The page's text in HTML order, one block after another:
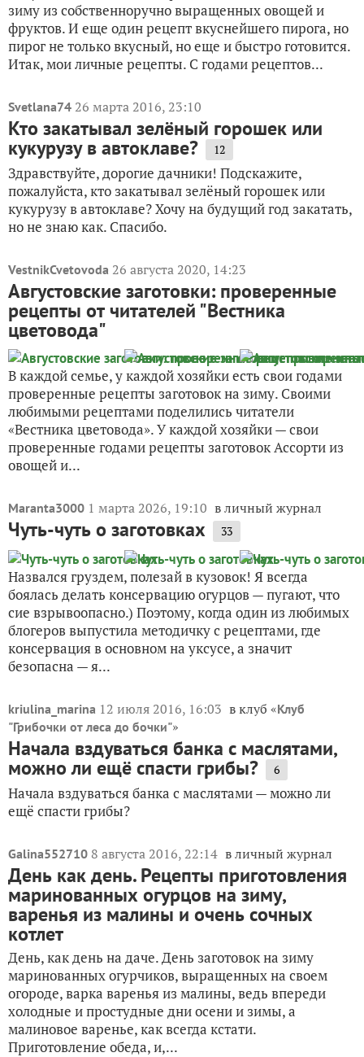
зиму из собственноручно выращенных овощей и
фруктов. И еще один рецепт вкуснейшего пирога, но
пирог не только вкусный, но еще и быстро готовится.
Итак, мои личные рецепты. С годами рецептов...
Svetlana74 26 марта 2016, 23:10
Кто закатывал зелёный горошек или
кукурузу в автоклаве? 12
Здравствуйте, дорогие дачники! Подскажите,
пожалуйста, кто закатывал зелёный горошек или
кукурузу в автоклаве? Хочу на будущий год закатать,
но не знаю как. Спасибо.
VestnikCvetovoda 26 августа 2020, 14:23
Августовские заготовки: проверенные
рецепты от читателей "Вестника
цветовода"
В каждой семье, у каждой хозяйки есть свои годами
проверенные рецепты заготовок на зиму. Своими
любимыми рецептами поделились читатели
«Вестника цветовода». У каждой хозяйки — свои
проверенные годами рецепты заготовок Ассорти из
овощей и...
Maranta3000 1 марта 2026, 19:10 в личный журнал
Чуть-чуть о заготовках 33
Назвался груздем, полезай в кузовок! Я всегда
боялась делать консервацию огурцов — пугают, что
сие взрывоопасно.) Поэтому, когда один из любимых
блогеров выпустила методичку с рецептами, где
консервация в основном на уксусе, а значит
безопасна — я...
kriulina_marina 12 июля 2016, 16:03 в клуб «Клуб
"Грибочки от леса до бочки"»
Начала вздуваться банка с маслятами,
можно ли ещё спасти грибы? 6
Начала вздуваться банка с маслятами — можно ли
ещё спасти грибы?
Galina552710 8 августа 2016, 22:14 в личный журнал
День как день. Рецепты приготовления
маринованных огурцов на зиму,
варенья из малины и очень сочных
котлет
День, как день на даче. День заготовок на зиму
маринованных огурчиков, выращенных на своем
огороде, варка варенья из малины, ведь впереди
холодные и простудные дни осени и зимы, а
малиновое варенье, как всегда кстати.
Приготовление обеда, и,...